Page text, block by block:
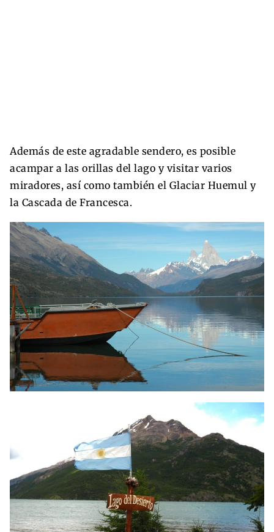
Además de este agradable sendero, es posible
acampar a las orillas del lago y visitar varios
miradores, así como también el Glaciar Huemul y
la Cascada de Francesca.